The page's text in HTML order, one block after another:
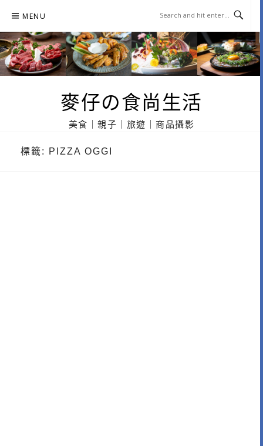
content
MENU
麥仔の食尚生活
美食｜親子｜旅遊｜商品攝影
標籤: PIZZA OGGI